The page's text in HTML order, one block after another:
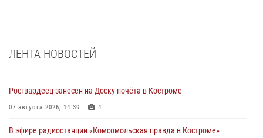
ЛЕНТА НОВОСТЕЙ
Росгвардеец занесен на Доску почёта в Костроме
07 августа 2026, 14:39 4
В эфире радиостанции «Комсомольская правда в Костроме»